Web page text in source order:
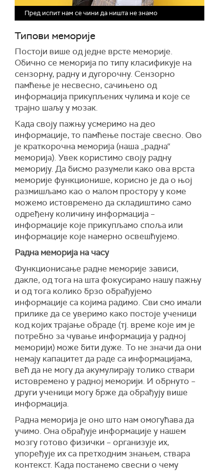
Пред испит нам се чини да ништа не знамо
Типови меморије
Постоји више од једне врсте меморије.
Обично се меморија по типу класификује на
сензорну, радну и дугорочну. Сензорно
памћење је несвесно, сачињено од
информација прикупљених чулима и које се
трајно шаљу у мозак.
Када своју пажњу усмеримо на део
информације, то памћење постаје свесно. Ово
је краткорочна меморија (наша „радна“
меморија). Увек користимо своју радну
меморију. Да бисмо разумели како ова врста
меморије функционише, корисно је да о њој
размишљамо као о малом простору у коме
можемо истовремено да складиштимо само
одређену количину информација –
информације које прикупљамо споља или
информације које намерно освешћујемо.
Радна меморија на часу
Функционисање радне меморије зависи,
дакле, од тога на шта фокусирамо нашу пажњу
и од тога колико брзо обрађујемо
информације са којима радимо. Сви смо имали
прилике да се уверимо како постоје ученици
код којих трајање обраде (тј. време које им је
потребно за чување информација у радној
меморији) може бити дуже. То не значи да они
немају капацитет да раде са информацијама,
већ да не могу да акумулирају толико ствари
истовремено у радној меморији. И обрнуто –
други ученици могу брже да обрађују више
информација.
Радна меморија је оно што нам омогућава да
учимо. Она обрађује информације у нашем
мозгу готово физички – организује их,
упоређује их са претходним знањем, ствара
контекст. Када постанемо свесни о чему